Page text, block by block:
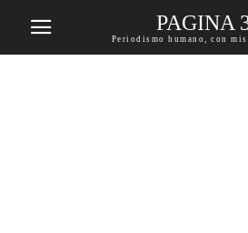
PAGINA
Periodismo humano, con